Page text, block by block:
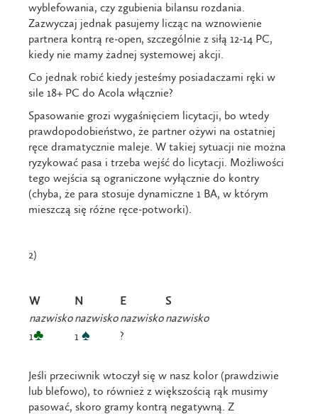
wyblefowania, czy zgubienia bilansu rozdania.
Zazwyczaj jednak pasujemy licząc na wznowienie
partnera kontrą re-open, szczególnie z siłą 12-14 PC,
kiedy nie mamy żadnej systemowej akcji.
Co jednak robić kiedy jesteśmy posiadaczami ręki w
sile 18+ PC do Acola włącznie?
Spasowanie grozi wygaśnięciem licytacji, bo wtedy
prawdopodobieństwo, że partner ożywi na ostatniej
ręce dramatycznie maleje. W takiej sytuacji nie można
ryzykować pasa i trzeba wejść do licytacji. Możliwości
tego wejścia są ograniczone wyłącznie do kontry
(chyba, że para stosuje dynamiczne 1 BA, w którym
mieszczą się różne ręce-potworki).
2)
W N E
S
nazwiskonazwiskonazwiskonazwisko
1♣ 1 ♠ ?
Jeśli przeciwnik wtoczył się w nasz kolor (prawdziwie
lub blefowo), to również z większością rąk musimy
pasować, skoro gramy kontrą negatywną. Z